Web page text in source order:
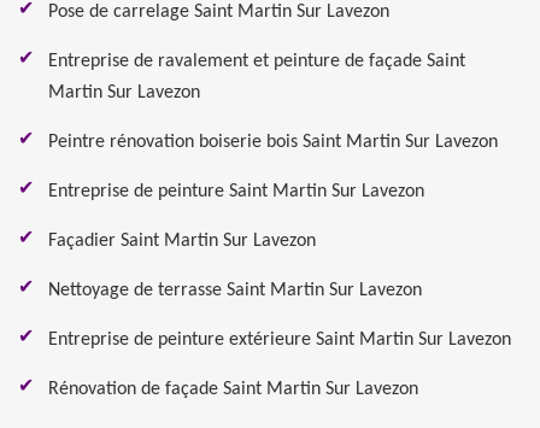
Pose de carrelage Saint Martin Sur Lavezon
Entreprise de ravalement et peinture de façade Saint
Martin Sur Lavezon
Peintre rénovation boiserie bois Saint Martin Sur Lavezon
Entreprise de peinture Saint Martin Sur Lavezon
Façadier Saint Martin Sur Lavezon
Nettoyage de terrasse Saint Martin Sur Lavezon
Entreprise de peinture extérieure Saint Martin Sur Lavezon
Rénovation de façade Saint Martin Sur Lavezon